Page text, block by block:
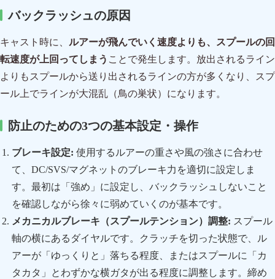
バックラッシュの原因
キャスト時に、 ルアーが飛んでいく速度よりも、スプールの回
転速度が上回ってしまう ことで発生します。放出されるライン
よりもスプールから送り出されるラインの方が多くなり、スプ
ール上でラインが大混乱（鳥の巣状）になります。
防止のための3つの基本設定・操作
ブレーキ設定: 使用するルアーの重さや風の強さに合わせ
て、DC/SVS/マグネットのブレーキ力を適切に設定しま
す。最初は「強め」に設定し、バックラッシュしないこと
を確認しながら徐々に弱めていくのが基本です。
メカニカルブレーキ（スプールテンション）調整: スプール
軸の横にあるダイヤルです。クラッチを切った状態で、ル
アーが「ゆっくりと」落ちる程度、またはスプールに「カ
タカタ」とわずかな横ガタが出る程度に調整します。締め